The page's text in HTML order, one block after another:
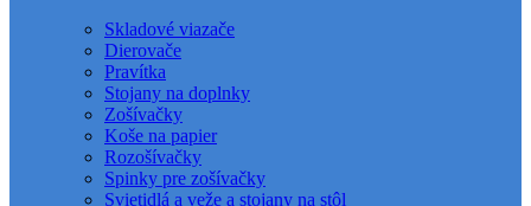
Skladové viazače
Dierovače
Pravítka
Stojany na doplnky
Zošívačky
Koše na papier
Rozošívačky
Spinky pre zošívačky
Svietidlá a veže a stojany na stôl